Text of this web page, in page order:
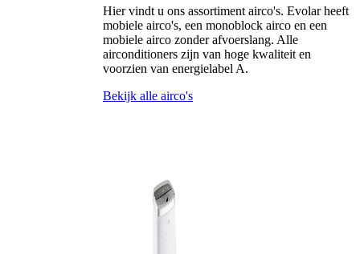
Hier vindt u ons assortiment airco's. Evolar heeft
mobiele airco's, een monoblock airco en een
mobiele airco zonder afvoerslang. Alle
airconditioners zijn van hoge kwaliteit en
voorzien van energielabel A.
Bekijk alle airco's